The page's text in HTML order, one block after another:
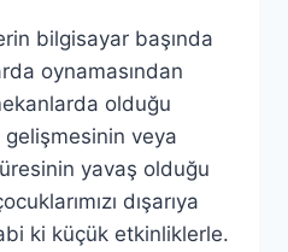
bilgisayar başında
oynamasından
olduğu
gelişmesinin veya
yavaş olduğu
dışarıya
ki küçük etkinliklerle.